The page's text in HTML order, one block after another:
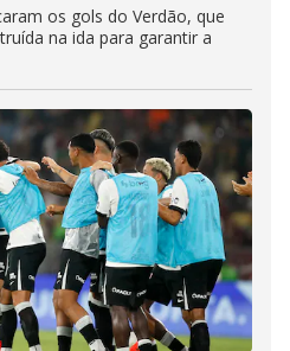
os gols do Verdão, que
na ida para garantir a